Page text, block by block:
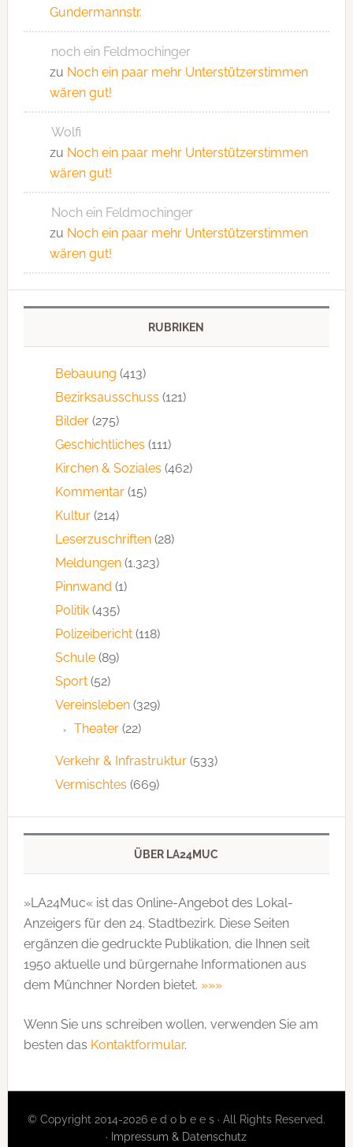
Gundermannstr.
noch ein Feldmochinger
zu Noch ein paar mehr Unterstützerstimmen
wären gut!
Wolfi
zu Noch ein paar mehr Unterstützerstimmen
wären gut!
Noch ein Feldmochinger
zu Noch ein paar mehr Unterstützerstimmen
wären gut!
RUBRIKEN
Bebauung (413)
Bezirksausschuss (121)
Bilder(275)
Geschichtliches (111)
Kirchen & Soziales (462)
Kommentar(15)
Kultur(214)
Leserzuschriften(28)
Meldungen(1.323)
Pinnwand (1)
Politik(435)
Polizeibericht(118)
Schule(89)
Sport(52)
Vereinsleben(329)
Theater(22)
Verkehr & Infrastruktur(533)
Vermischtes (669)
ÜBER LA24MUC
»LA24Muc« ist das Online-Angebot des Lokal-
Anzeigers für den 24. Stadtbezirk. Diese Seiten
ergänzen die gedruckte Publi­kation, die Ihnen seit
1950 aktuelle und bürgernahe Informationen aus
dem Münchner Norden bietet. »»»
Wenn Sie uns schreiben wollen, verwenden Sie am
besten das Kontaktformular.
© Copyright 2014-2026 e d o b e e s · All Rights Reserved.
· Impressum & Datenschutz